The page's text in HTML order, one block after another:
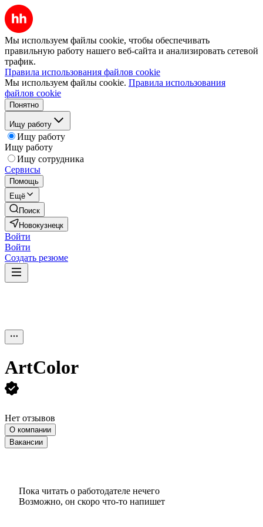
Мы используем файлы cookie, чтобы обеспечивать
правильную работу нашего веб-сайта и анализировать сетевой
трафик.
Правила использования файлов cookie
Мы используем файлы cookie. Правила использования
файлов cookie
Понятно
Ищу работу
Ищу работу
Ищу работу
Ищу сотрудника
Сервисы
Помощь
Ещё
Поиск
Новокузнецк
Войти
Войти
Создать резюме
ArtColor
Нет отзывов
О компании
Вакансии
Пока читать о работодателе нечего
Возможно, он скоро что‑то напишет